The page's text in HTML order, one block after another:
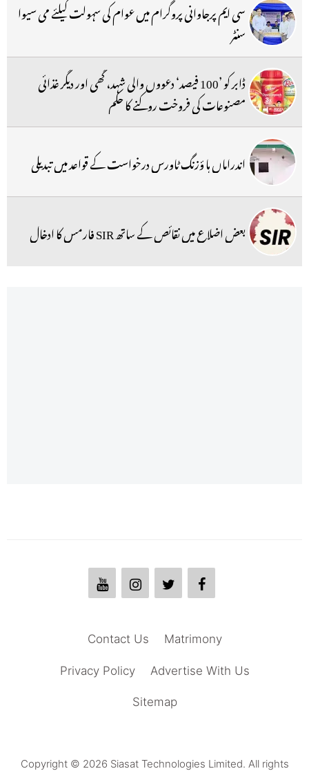
سی ایم پرجاوانی پروگرام میں عوام کی سہولت کیلئے می سیوا
سنٹر
ڈابر کو ’100 فیصد‘ دعووں والی شہد، گھی اور دیگر غذائی
مصنوعات کی فروخت روکنے کا حکم
اندراماں ہا ؤزنگ ٹاورس درخواست کے قواعد میں تبدیلی
بعض اضلاع میں نقائص کے ساتھ SIR فارمس کا ادخال
Matrimony
Contact Us
Advertise With Us
Privacy Policy
Sitemap
Copyright © 2026 Siasat Technologies Limited. All rights